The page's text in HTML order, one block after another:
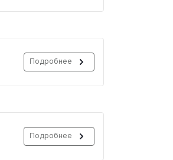
Подробнее
Подробнее